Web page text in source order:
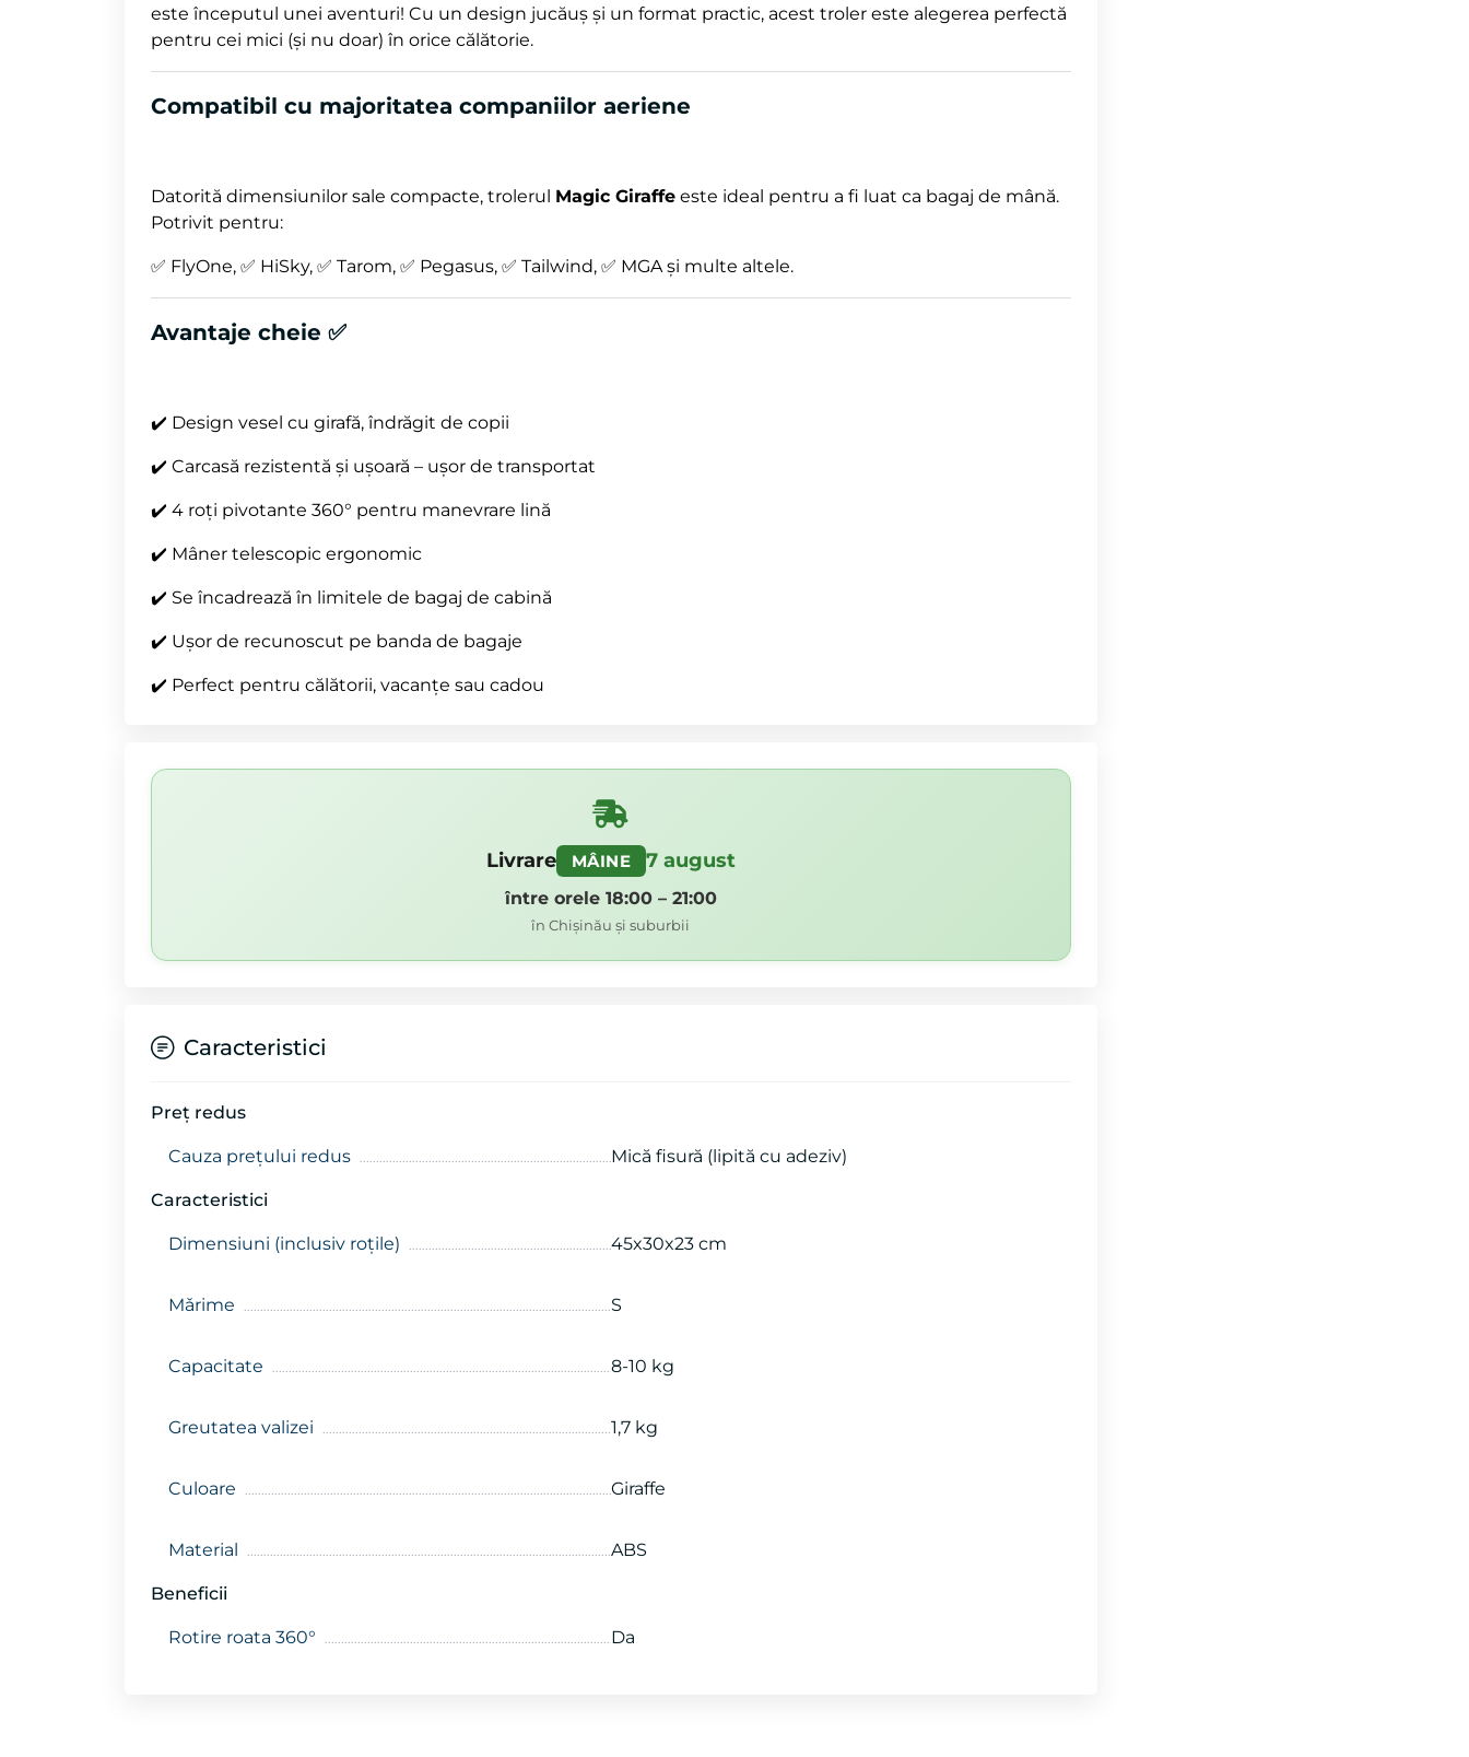
este începutul unei aventuri! Cu un design jucăuș și un format practic, acest troler este alegerea perfectă
pentru cei mici (și nu doar) în orice călătorie.
Compatibil cu majoritatea companiilor aeriene
Datorită dimensiunilor sale compacte, trolerul Magic Giraffe este ideal pentru a fi luat ca bagaj de mână.
Potrivit pentru:
✅ FlyOne, ✅ HiSky, ✅ Tarom, ✅ Pegasus, ✅ Tailwind, ✅ MGA și multe altele.
Avantaje cheie ✅
✔️ Design vesel cu girafă, îndrăgit de copii
✔️ Carcasă rezistentă și ușoară – ușor de transportat
✔️ 4 roți pivotante 360° pentru manevrare lină
✔️ Mâner telescopic ergonomic
✔️ Se încadrează în limitele de bagaj de cabină
✔️ Ușor de recunoscut pe banda de bagaje
✔️ Perfect pentru călătorii, vacanțe sau cadou
Livrare MÂINE 7 august
între orele 18:00 – 21:00
în Chișinău și suburbii
Caracteristici
Preţ redus
Cauza preţului redus Mică fisură (lipită cu adeziv)
Caracteristici
Dimensiuni (inclusiv roțile) 45x30x23 cm
Mǎrime S
Capacitate 8-10 kg
Greutatea valizei 1,7 kg
Culoare Giraffe
Material ABS
Beneficii
Rotire roata 360° Da